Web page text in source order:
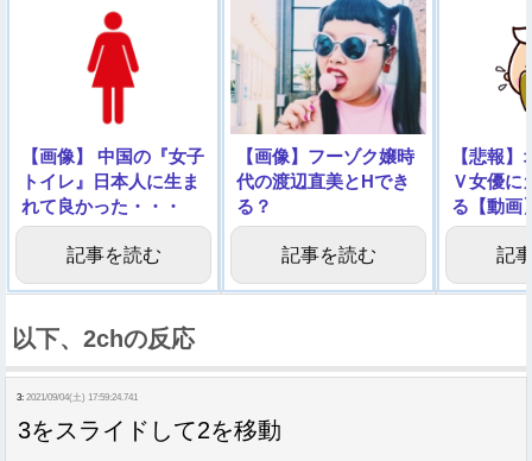
【画像】 中国の『女子
トイレ』日本人に生ま
れて良かった・・・
記事を読む
【画像】フーゾク嬢時
代の渡辺直美とHでき
る？
記事を読む
【悲報
Ｖ女優に
る【動画
記
以下、2chの反応
3: 2021/09/04(土) 17:59:24.741
3をスライドして2を移動